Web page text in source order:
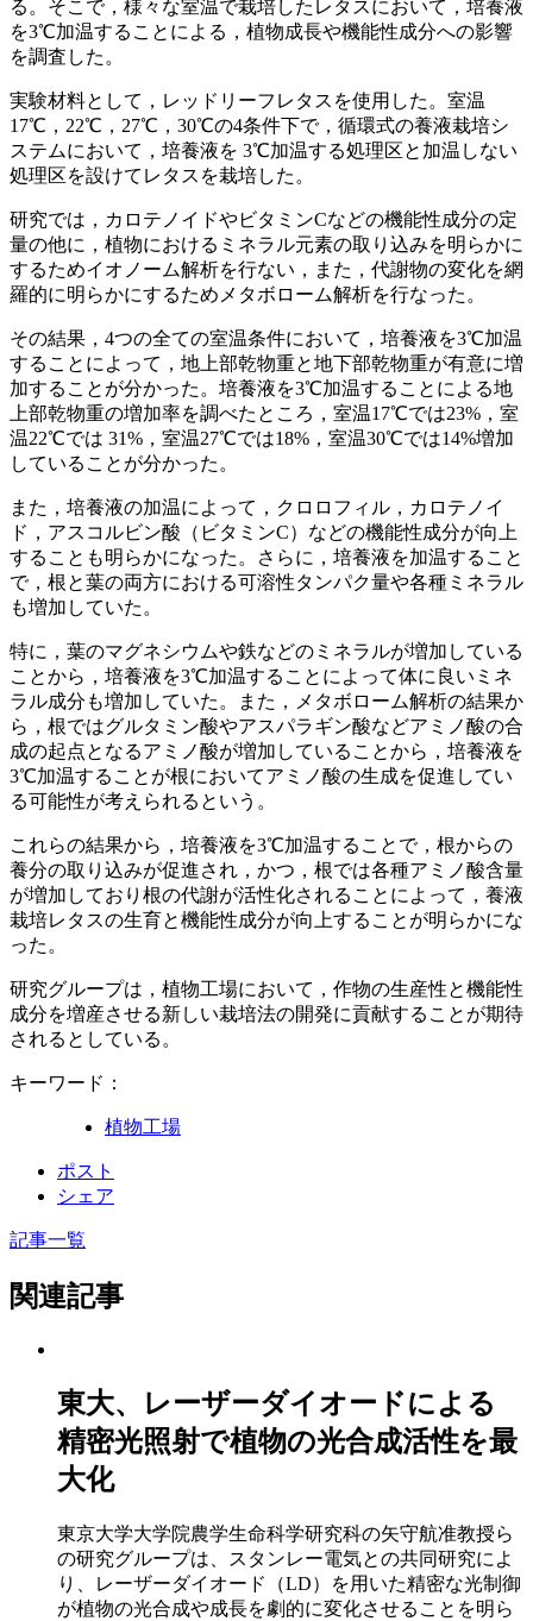
る。そこで，様々な室温で栽培したレタスにおいて，培養液
を3℃加温することによる，植物成長や機能性成分への影響
を調査した。
実験材料として，レッドリーフレタスを使用した。室温
17℃，22℃，27℃，30℃の4条件下で，循環式の養液栽培シ
ステムにおいて，培養液を 3℃加温する処理区と加温しない
処理区を設けてレタスを栽培した。
研究では，カロテノイドやビタミンCなどの機能性成分の定
量の他に，植物におけるミネラル元素の取り込みを明らかに
するためイオノーム解析を行ない，また，代謝物の変化を網
羅的に明らかにするためメタボローム解析を行なった。
その結果，4つの全ての室温条件において，培養液を3℃加温
することによって，地上部乾物重と地下部乾物重が有意に増
加することが分かった。培養液を3℃加温することによる地
上部乾物重の増加率を調べたところ，室温17℃では23%，室
温22℃では 31%，室温27℃では18%，室温30℃では14%増加
していることが分かった。
また，培養液の加温によって，クロロフィル，カロテノイ
ド，アスコルビン酸（ビタミンC）などの機能性成分が向上
することも明らかになった。さらに，培養液を加温すること
で，根と葉の両方における可溶性タンパク量や各種ミネラル
も増加していた。
特に，葉のマグネシウムや鉄などのミネラルが増加している
ことから，培養液を3℃加温することによって体に良いミネ
ラル成分も増加していた。また，メタボローム解析の結果か
ら，根ではグルタミン酸やアスパラギン酸などアミノ酸の合
成の起点となるアミノ酸が増加していることから，培養液を
3℃加温することが根においてアミノ酸の生成を促進してい
る可能性が考えられるという。
これらの結果から，培養液を3℃加温することで，根からの
養分の取り込みが促進され，かつ，根では各種アミノ酸含量
が増加しており根の代謝が活性化されることによって，養液
栽培レタスの生育と機能性成分が向上することが明らかにな
った。
研究グループは，植物工場において，作物の生産性と機能性
成分を増産させる新しい栽培法の開発に貢献することが期待
されるとしている。
キーワード：
植物工場
ポスト
シェア
記事一覧
関連記事
東大、レーザーダイオードによる
精密光照射で植物の光合成活性を最
大化
東京大学大学院農学生命科学研究科の矢守航准教授ら
の研究グループは、スタンレー電気との共同研究によ
り、レーザーダイオード（LD）を用いた精密な光制御
が植物の光合成や成長を劇的に変化させることを明ら